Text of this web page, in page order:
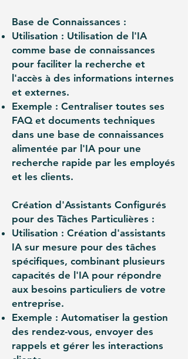
Base de Connaissances :
Utilisation : Utilisation de l'IA
comme base de connaissances
pour faciliter la recherche et
l'accès à des informations internes
et externes.
Exemple : Centraliser toutes ses
FAQ et documents techniques
dans une base de connaissances
alimentée par l'IA pour une
recherche rapide par les employés
et les clients.
Création d'Assistants Configurés
pour des Tâches Particulières :
Utilisation : Création d'assistants
IA sur mesure pour des tâches
spécifiques, combinant plusieurs
capacités de l'IA pour répondre
aux besoins particuliers de votre
entreprise.
Exemple : Automatiser la gestion
des rendez-vous, envoyer des
rappels et gérer les interactions